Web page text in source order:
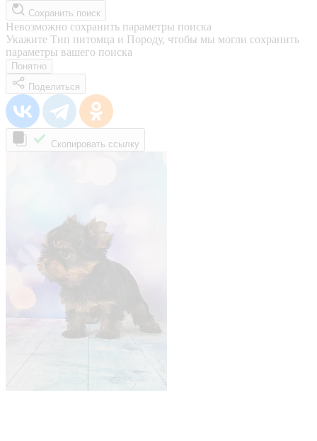
Сохранить поиск
Невозможно сохранить параметры поиска
Укажите Тип питомца и Породу, чтобы мы могли сохранить
параметры вашего поиска
Понятно
Поделиться
Скопировать ссылку